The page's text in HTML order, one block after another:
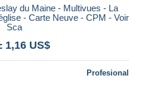
du Maine - Multivues - La
- Carte Neuve - CPM - Voir
Sca
1,16 US$
Profesional